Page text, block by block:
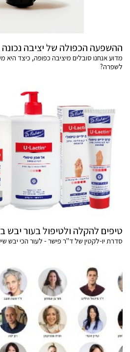
ההשפעה הכפולה של יציבה
מדוע אנחנו סובלים מיציבה כפופה, כיצד היא
לשפרה?
טיפים להקלה ולטיפול בעור יבש
סדרת יו-לקטין של ד"ר פישר - לעור הכי יבש